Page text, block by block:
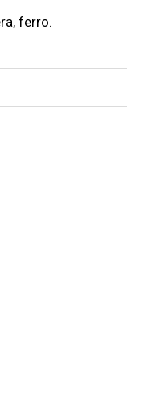
ferro.